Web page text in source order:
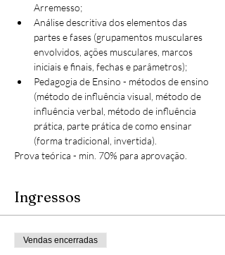
Arremesso;
Análise descritiva dos elementos das
partes e fases (grupamentos musculares
envolvidos, ações musculares, marcos
iniciais e finais, fechas e parâmetros);
Pedagogia de Ensino - métodos de ensino
(método de influência visual, método de
influência verbal, método de influência
prática, parte prática de como ensinar
(forma tradicional, invertida).
Prova teórica - min. 70% para aprovação.
Ingressos
Vendas encerradas